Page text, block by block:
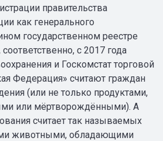
правительства
как генерального
государственном реестре
с 2017 года
и Госкомстат торговой
Федерация» считают граждан
(или не только продуктами,
или мёртворождёнными). А
считает так называемых
животными, обладающими